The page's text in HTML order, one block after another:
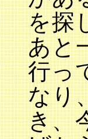
を探
あと
行っ
なり
き、